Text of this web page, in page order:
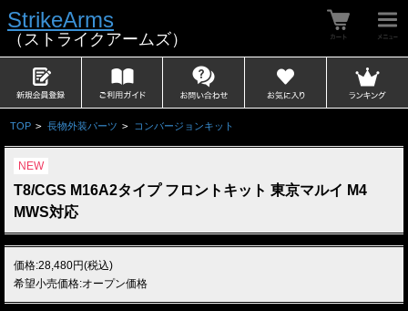
StrikeArms
（ストライクアームズ）
TOP > 長物外装パーツ > コンバージョンキット
NEW
T8/CGS M16A2タイプ フロントキット 東京マルイ M4
MWS対応
価格:28,480円(税込)
希望小売価格:オープン価格